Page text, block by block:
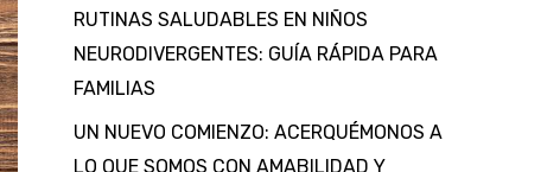
RUTINAS SALUDABLES EN NIÑOS
NEURODIVERGENTES: GUÍA RÁPIDA PARA
FAMILIAS
UN NUEVO COMIENZO: ACERQUÉMONOS A
LO QUE SOMOS CON AMABILIDAD Y